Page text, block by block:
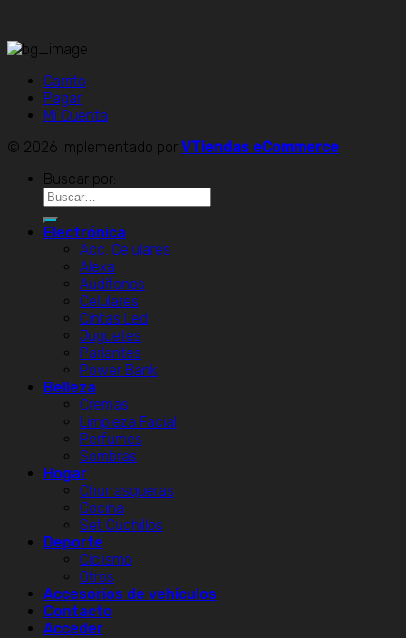
Carrito
Pagar
Mi Cuenta
© 2026 Implementado por VTiendas eCommerce
Buscar por:
Electrónica
Acc. Celulares
Alexa
Audífonos
Celulares
Cintas Led
Juguetes
Parlantes
Power Bank
Belleza
Cremas
Limpieza Facial
Perfumes
Sombras
Hogar
Churrasqueras
Cocina
Set Cuchillos
Deporte
Ciclismo
Otros
Accesorios de vehículos
Contacto
Acceder